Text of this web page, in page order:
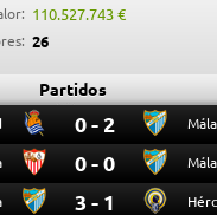
110.527.743 €
26
Partidos
0 - 2
0 - 0
3 - 1